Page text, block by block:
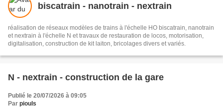
biscatrain - nanotrain - nextrain
réalisation de réseaux modèles de trains à l'échelle HO biscatrain, nanotrain
et nextrain à l'échelle N et travaux de restauration de locos, motorisation,
digitalisation, construction de kit laiton, bricolages divers et variés.
N - nextrain - construction de la gare
Publié le 20/07/2026 à 09:05
Par piouls